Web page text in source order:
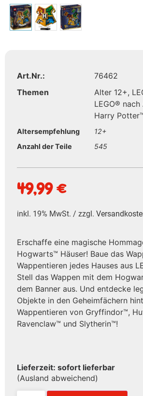
Art.Nr.:
76462
Themen
Alter 12+,
LEGO® nach
Harry
Altersempfehlung
12+
Anzahl der Teile
545
49,99€
inkl. 19% MwSt. / zzgl.
Erschaffe eine magische
Hogwarts™ Häuser! Baue das
Wappentieren jedes Hauses aus
Stell das Wappen mit dem
dem Banner aus. Und entdecke
Objekte in den Geheimfächern
Wappentieren von Gryffindor™,
Ravenclaw™ und Slytherin™!
Lieferzeit: sofort lieferbar
(Ausland abweichend)